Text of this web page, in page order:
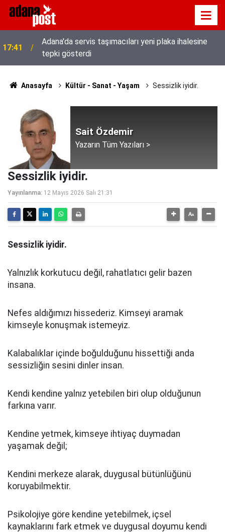
17:41
Adana'da servis taşımacıları yeni plaka ihalesine
tepki gösterdi
Anasayfa Kültür - Sanat - Yaşam Sessizlik iyidir.
Sait Özdemir
Yazarın Tüm Yazıları >
Sessizlik iyidir.
Yayınlanma: 12 Mayıs 2026 Salı 21:31
Sessizlik iyidir.
Yalnızlık korkutucu değil, rahatlatıcı gelir bazen
insana.
Nefes aldığımızı hissederiz. Kimseyi aramak
kimseyle konuşmak istemeyiz.
Kalabalıklar içinde boğulduğunu hissettiği anda
sessizliğin sesini dinler insan.
Kendi kendine yalnız yetebilen biri olup olduğunun
farkına varır.
Kendine yetmek, kimseye ihtiyaç duymadan
yaşamak değil;
Kendini merkeze alarak, duygusal bütünlüğünü
koruyabilmektir.
Psikolojiye göre kendine yetebilmek, içsel
kaynaklarını fark etmek ve duygusal doyumu kendi